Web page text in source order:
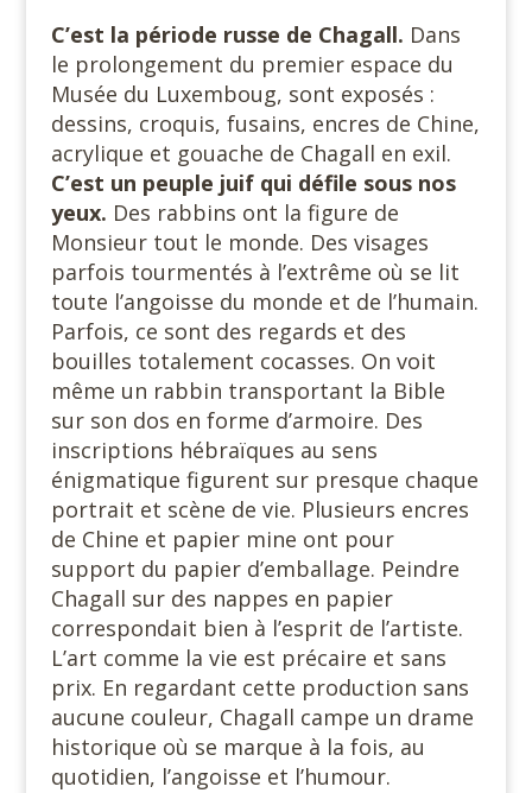
C’est la période russe de Chagall. Dans
le prolongement du premier espace du
Musée du Luxemboug, sont exposés :
dessins, croquis, fusains, encres de Chine,
acrylique et gouache de Chagall en exil.
C’est un peuple juif qui défile sous nos
yeux. Des rabbins ont la figure de
Monsieur tout le monde. Des visages
parfois tourmentés à l’extrême où se lit
toute l’angoisse du monde et de l’humain.
Parfois, ce sont des regards et des
bouilles totalement cocasses. On voit
même un rabbin transportant la Bible
sur son dos en forme d’armoire. Des
inscriptions hébraïques au sens
énigmatique figurent sur presque chaque
portrait et scène de vie. Plusieurs encres
de Chine et papier mine ont pour
support du papier d’emballage. Peindre
Chagall sur des nappes en papier
correspondait bien à l’esprit de l’artiste.
L’art comme la vie est précaire et sans
prix. En regardant cette production sans
aucune couleur, Chagall campe un drame
historique où se marque à la fois, au
quotidien, l’angoisse et l’humour.